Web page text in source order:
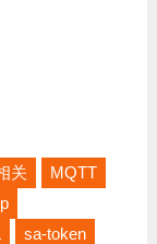
关
MQTT
sa-token